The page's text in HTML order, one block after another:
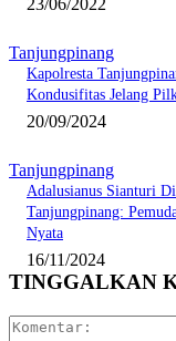
23/06/2022
Tanjungpinang
Kapolresta
Kondusifitas Jelang
20/09/2024
Tanjungpinang
Adalusianus Sianturi
Tanjungpinang:
Nyata
16/11/2024
TINGGALKAN